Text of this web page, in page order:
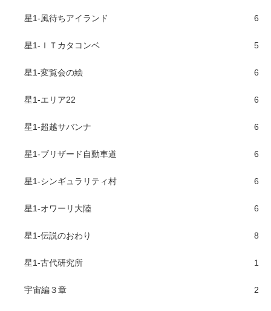
星1-風待ちアイランド 6
星1-ＩＴカタコンベ 5
星1-変覧会の絵 6
星1-エリア22 6
星1-超越サバンナ 6
星1-ブリザード自動車道 6
星1-シンギュラリティ村 6
星1-オワーリ大陸 6
星1-伝説のおわり 8
星1-古代研究所 1
宇宙編３章 2